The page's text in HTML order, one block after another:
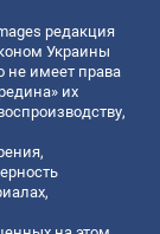
редакция
Украины
не имеет права
их